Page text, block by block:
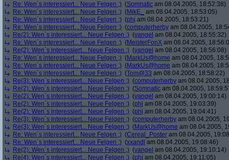
Re: Wen´s interessiert... Neue Felgen ;) (Somnatic am 08.04.2005, 18:52:38)
Re: Wen´s interessiert... Neue Felgen ;) (MikE_
am 08.04.2005, 18:53:05)
Re: Wen´s interessiert... Neue Felgen ;) (phj am 08.04.2005, 18:53:21)
Re: Wen´s interessiert... Neue Felgen ;) (computerherby am 08.04.2005,
Re(2): Wen´s interessiert... Neue Felgen ;) (yangel am 08.04.2005, 18:55:32)
Re: Wen´s interessiert... Neue Felgen ;) (MeisterFonX am 08.04.2005,
Re(2): Wen´s interessiert... Neue Felgen ;) (yangel am 08.04.2005, 18:56:08)
Re: Wen´s interessiert... Neue Felgen ;) (MarkUs@home am 08.04.2005,
Re: Wen´s interessiert... Neue Felgen ;) (MarkUs@home am 08.04.2005,
Re: Wen´s interessiert... Neue Felgen ;) (Tom@33 am 08.04.2005, 18:58:22)
Re(3): Wen´s interessiert... Neue Felgen ;) (computerherby am 08.04.2005,
Re(2): Wen´s interessiert... Neue Felgen ;) (Somnatic am 08.04.2005,
Re(2): Wen´s interessiert... Neue Felgen ;) (yangel am 08.04.2005, 19:00:14)
Re(2): Wen´s interessiert... Neue Felgen ;) (phj am 08.04.2005, 19:03:39)
Re(2): Wen´s interessiert... Neue Felgen ;) (phj am 08.04.2005, 19:04:41)
Re(3): Wen´s interessiert... Neue Felgen ;) (computerherby am 08.04.2005,
Re(3): Wen´s interessiert... Neue Felgen ;) (MarkUs@home am 08.04.2005,
Re: Wen´s interessiert... Neue Felgen ;) (Cereal_Poster am 08.04.2005,
Re: Wen´s interessiert... Neue Felgen ;) (xxandl am 08.04.2005, 19:08:46)
Re(2): Wen´s interessiert... Neue Felgen ;) (yangel am 08.04.2005, 19:10:14)
Re(4): Wen´s interessiert... Neue Felgen ;) (phj am 08.04.2005, 19:11:05)